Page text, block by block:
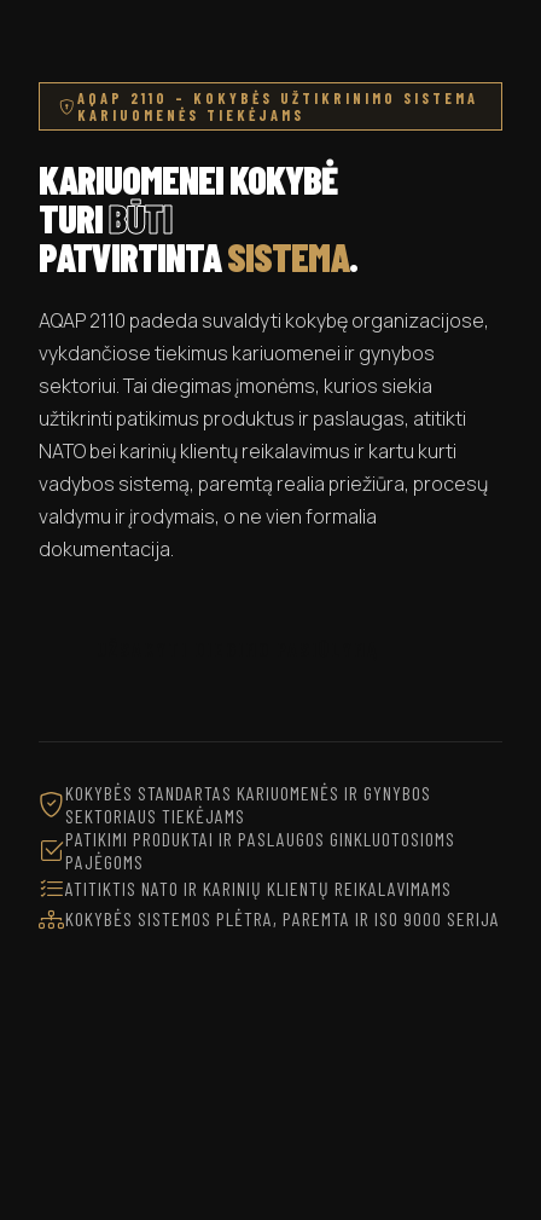
AQAP 2110 – KOKYBĖS UŽTIKRINIMO SISTEMA
KARIUOMENĖS TIEKĖJAMS
KARIUOMENEI KOKYBĖ
TURIBŪTI
PATVIRTINTASISTEMA.
AQAP 2110 padeda suvaldyti kokybę organizacijose,
vykdančiose tiekimus kariuomenei ir gynybos
sektoriui. Tai diegimas įmonėms, kurios siekia
užtikrinti patikimus produktus ir paslaugas, atitikti
NATO bei karinių klientų reikalavimus ir kartu kurti
vadybos sistemą, paremtą realia priežiūra, procesų
valdymu ir įrodymais, o ne vien formalia
dokumentacija.
KOKYBĖS STANDARTAS KARIUOMENĖS IR GYNYBOS
SEKTORIAUS TIEKĖJAMS
PATIKIMI PRODUKTAI IR PASLAUGOS GINKLUOTOSIOMS
PAJĖGOMS
ATITIKTIS NATO IR KARINIŲ KLIENTŲ REIKALAVIMAMS
KOKYBĖS SISTEMOS PLĖTRA, PAREMTA IR ISO 9000 SERIJA